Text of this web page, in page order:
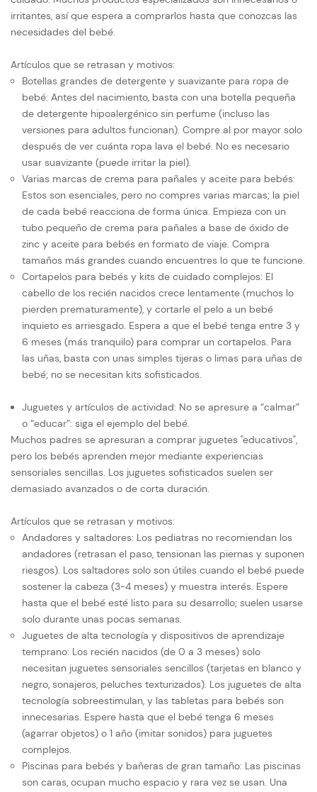
irritantes, así que espera a comprarlos hasta que conozcas las
necesidades del bebé.
Artículos que se retrasan y motivos:
Botellas grandes de detergente y suavizante para ropa de
bebé: Antes del nacimiento, basta con una botella pequeña
de detergente hipoalergénico sin perfume (incluso las
versiones para adultos funcionan). Compre al por mayor solo
después de ver cuánta ropa lava el bebé. No es necesario
usar suavizante (puede irritar la piel).
Varias marcas de crema para pañales y aceite para bebés:
Estos son esenciales, pero no compres varias marcas; la piel
de cada bebé reacciona de forma única. Empieza con un
tubo pequeño de crema para pañales a base de óxido de
zinc y aceite para bebés en formato de viaje. Compra
tamaños más grandes cuando encuentres lo que te funcione.
Cortapelos para bebés y kits de cuidado complejos: El
cabello de los recién nacidos crece lentamente (muchos lo
pierden prematuramente), y cortarle el pelo a un bebé
inquieto es arriesgado. Espera a que el bebé tenga entre 3 y
6 meses (más tranquilo) para comprar un cortapelos. Para
las uñas, basta con unas simples tijeras o limas para uñas de
bebé; no se necesitan kits sofisticados.
Juguetes y artículos de actividad: No se apresure a “calmar”
o “educar”: siga el ejemplo del bebé.
Muchos padres se apresuran a comprar juguetes "educativos",
pero los bebés aprenden mejor mediante experiencias
sensoriales sencillas. Los juguetes sofisticados suelen ser
demasiado avanzados o de corta duración.
Artículos que se retrasan y motivos:
Andadores y saltadores: Los pediatras no recomiendan los
andadores (retrasan el paso, tensionan las piernas y suponen
riesgos). Los saltadores solo son útiles cuando el bebé puede
sostener la cabeza (3-4 meses) y muestra interés. Espere
hasta que el bebé esté listo para su desarrollo; suelen usarse
solo durante unas pocas semanas.
Juguetes de alta tecnología y dispositivos de aprendizaje
temprano: Los recién nacidos (de 0 a 3 meses) solo
necesitan juguetes sensoriales sencillos (tarjetas en blanco y
negro, sonajeros, peluches texturizados). Los juguetes de alta
tecnología sobreestimulan, y las tabletas para bebés son
innecesarias. Espere hasta que el bebé tenga 6 meses
(agarrar objetos) o 1 año (imitar sonidos) para juguetes
complejos.
Piscinas para bebés y bañeras de gran tamaño: Las piscinas
son caras, ocupan mucho espacio y rara vez se usan. Una